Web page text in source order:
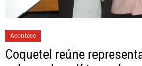
Acontece
Coquetel reúne